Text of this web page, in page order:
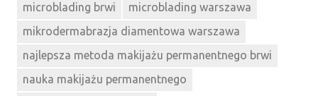
microblading brwi
microblading warszawa
mikrodermabrazja diamentowa warszawa
najlepsza metoda makijażu permanentnego brwi
nauka makijażu permanentnego